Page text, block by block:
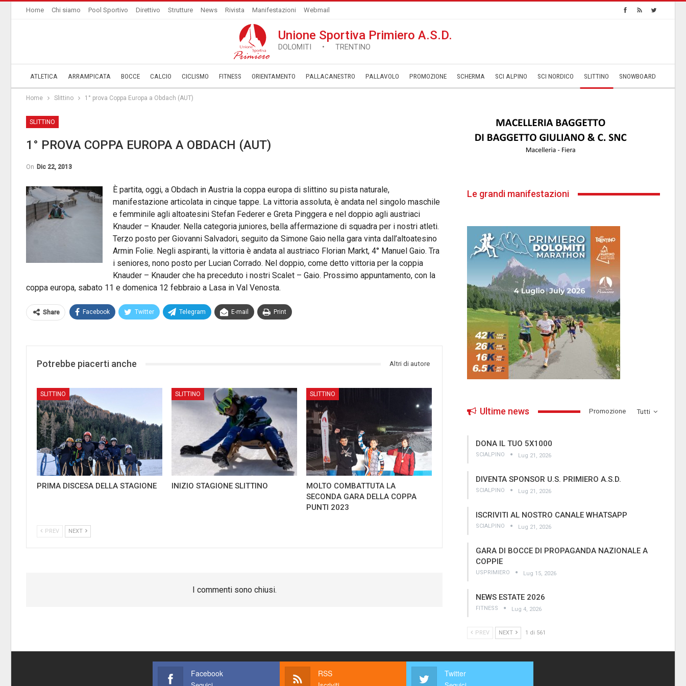
Home Chi siamo Pool Sportivo Direttivo Strutture News Rivista Manifestazioni Webmail
Unione Sportiva Primiero A.S.D.
DOLOMITI • TRENTINO
ATLETICA ARRAMPICATA BOCCE CALCIO CICLISMO FITNESS ORIENTAMENTO PALLACANESTRO PALLAVOLO ­PROMOZIONE SCHERMA SCI ALPINO SCI NORDICO SLITTINO SNOWBOARD
Home Slittino 1° prova Coppa Europa a Obdach (AUT)
SLITTINO
1° PROVA COPPA EUROPA A OBDACH (AUT)
On Dic 22, 2013
È partita, oggi, a Obdach in Austria la coppa europa di slittino su pista naturale,
manifestazione articolata in cinque tappe. La vittoria assoluta, è andata nel singolo maschile
e femminile agli altoatesini Stefan Federer e Greta Pinggera e nel doppio agli austriaci
Knauder – Knauder. Nella categoria juniores, bella affermazione di squadra per i nostri atleti.
Terzo posto per Giovanni Salvadori, seguito da Simone Gaio nella gara vinta dall’altoatesino
Armin Folie. Negli aspiranti, la vittoria è andata al austriaco Florian Markt, 4° Manuel Gaio. Tra
i seniores, nono posto per Lucian Corrado. Nel doppio, come detto vittoria per la coppia
Knauder – Knauder che ha preceduto i nostri Scalet – Gaio. Prossimo appuntamento, con la
coppa europa, sabato 11 e domenica 12 febbraio a Lasa in Val Venosta.
Share Facebook Twitter Telegram E-mail Print
Potrebbe piacerti anche Altri di autore
SLITTINO
PRIMA DISCESA DELLA STAGIONE
SLITTINO
INIZIO STAGIONE SLITTINO
SLITTINO
MOLTO COMBATTUTA LA
SECONDA GARA DELLA COPPA
PUNTI 2023
PREV NEXT
I commenti sono chiusi.
Le grandi manifestazioni
Tutti
Ultime news ­Promozione
DONA IL TUO 5X1000
SCIALPINO Lug 21, 2026
DIVENTA SPONSOR U.S. PRIMIERO A.S.D.
SCIALPINO Lug 21, 2026
ISCRIVITI AL NOSTRO CANALE WHATSAPP
SCIALPINO Lug 21, 2026
GARA DI BOCCE DI PROPAGANDA NAZIONALE A
COPPIE
USPRIMIERO Lug 15, 2026
NEWS ESTATE 2026
FITNESS Lug 4, 2026
PREV NEXT 1 di 561
Facebook RSS Twitter